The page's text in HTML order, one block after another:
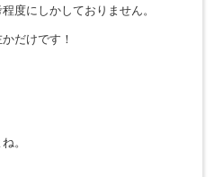
度にしかしておりません。
だけです！
。